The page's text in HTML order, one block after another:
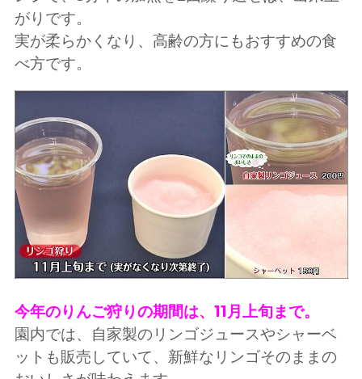
がりです。
実が柔らかくなり、高齢の方にもおすすめの食
べ方です。
今年のりんご狩りの期間は、11月上旬まで。
園内では、自家製のリンゴジュースやシャーベ
ットも販売していて、新鮮なリンゴそのままの